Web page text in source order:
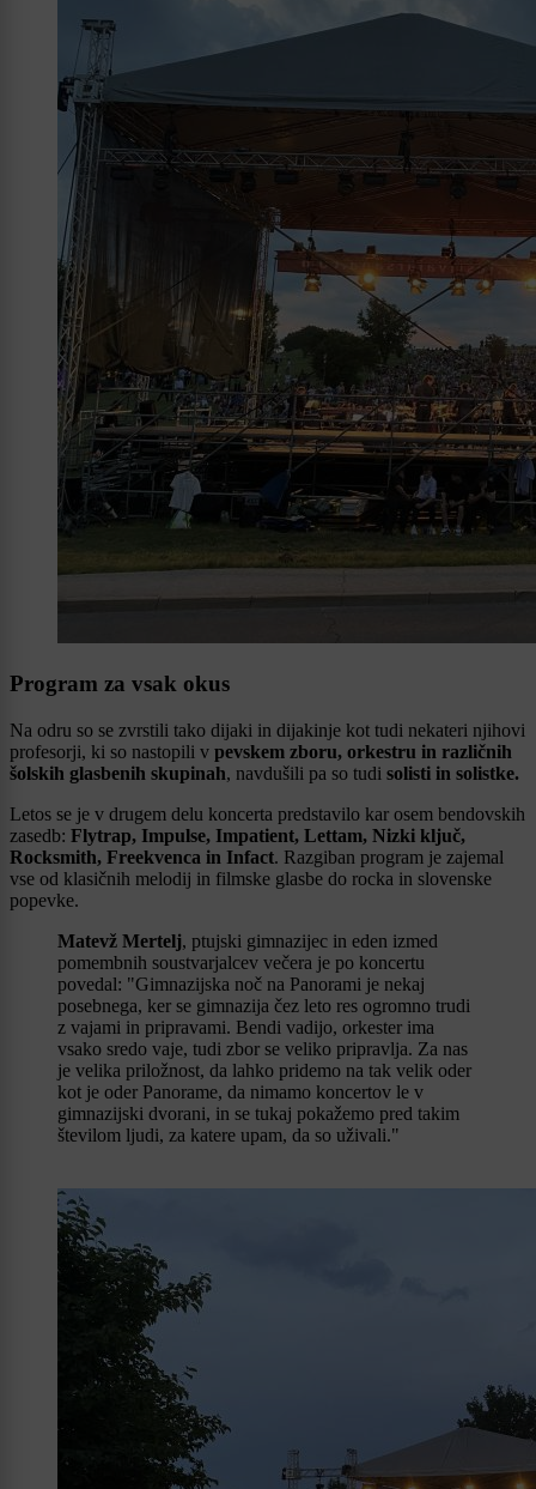
Program za vsak okus
Na odru so se zvrstili tako dijaki in dijakinje kot tudi nekateri njihovi
profesorji, ki so nastopili v pevskem zboru, orkestru in različnih
šolskih glasbenih skupinah, navdušili pa so tudi solisti in solistke.
Letos se je v drugem delu koncerta predstavilo kar osem bendovskih
zasedb: Flytrap, Impulse, Impatient, Lettam, Nizki ključ,
Rocksmith, Freekvenca in Infact. Razgiban program je zajemal
vse od klasičnih melodij in filmske glasbe do rocka in slovenske
popevke.
Matevž Mertelj, ptujski gimnazijec in eden izmed
pomembnih soustvarjalcev večera je po koncertu
povedal: "Gimnazijska noč na Panorami je nekaj
posebnega, ker se gimnazija čez leto res ogromno trudi
z vajami in pripravami. Bendi vadijo, orkester ima
vsako sredo vaje, tudi zbor se veliko pripravlja. Za nas
je velika priložnost, da lahko pridemo na tak velik oder
kot je oder Panorame, da nimamo koncertov le v
gimnazijski dvorani, in se tukaj pokažemo pred takim
številom ljudi, za katere upam, da so uživali."